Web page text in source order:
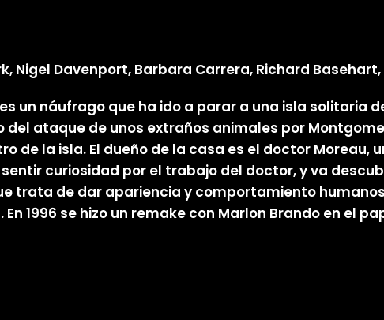
Nigel Davenport, Barbara Carrera, Richard
es un náufrago que ha ido a parar a una isla
ataque de unos extraños animales por
de la isla. El dueño de la casa es el doctor Moreau,
curiosidad por el trabajo del doctor, y va
trata de dar apariencia y comportamiento
1996 se hizo un remake con Marlon Brando en el